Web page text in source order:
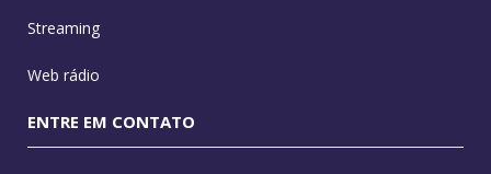
Streaming
Web rádio
ENTRE EM CONTATO